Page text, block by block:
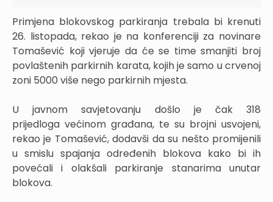
Primjena blokovskog parkiranja trebala bi krenuti
26. listopada, rekao je na konferenciji za novinare
Tomašević koji vjeruje da će se time smanjiti broj
povlaštenih parkirnih karata, kojih je samo u crvenoj
zoni 5000 više nego parkirnih mjesta.
U javnom savjetovanju došlo je čak 318
prijedloga većinom građana, te su brojni usvojeni,
rekao je Tomašević, dodavši da su nešto promijenili
u smislu spajanja određenih blokova kako bi ih
povećali i olakšali parkiranje stanarima unutar
blokova.